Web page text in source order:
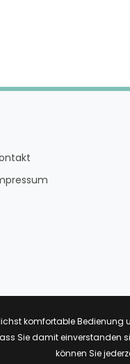
komfortable
Sie damit einverstanden
können Sie
© 2026